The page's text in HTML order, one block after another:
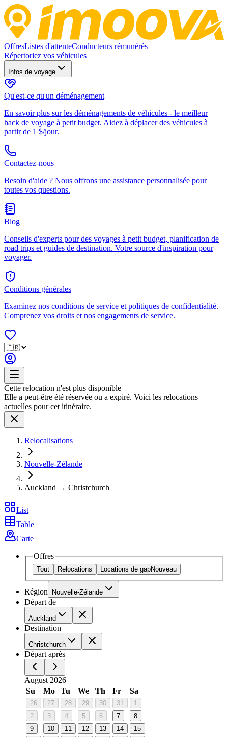
OffresListes d'attenteConducteurs rémunérés
Répertoriez vos véhicules
Infos de voyage
Qu'est-ce qu'un déménagement
En savoir plus sur les déménagements de véhicules - le meilleur
hack de voyage à petit budget. Aidez à déplacer des véhicules à
partir de 1 $/jour.
Contactez-nous
Besoin d'aide ? Nous offrons une assistance personnalisée pour
toutes vos questions.
Blog
Conseils d'experts pour des voyages à petit budget, planification de
road trips et guides de destination. Votre source d'inspiration pour
voyager.
Conditions générales
Examinez nos conditions de service et politiques de confidentialité.
Comprenez vos droits et nos engagements de service.
Cette relocation n'est plus disponible
Elle a peut-être été réservée ou a expiré. Voici les relocations
actuelles pour cet itinéraire.
Relocalisations
Nouvelle-Zélande
Auckland → Christchurch
List
Table
Carte
Offres
Tout Relocations Locations de gapNouveau
Région Nouvelle-Zélande
Départ de
Auckland
Destination
Christchurch
Départ après
August 2026
Su
Mo Tu We Th Fr Sa
26 27 28 29 30 31
1
2
3 4 5 6 7
8
9
10 11 12 13 14
15